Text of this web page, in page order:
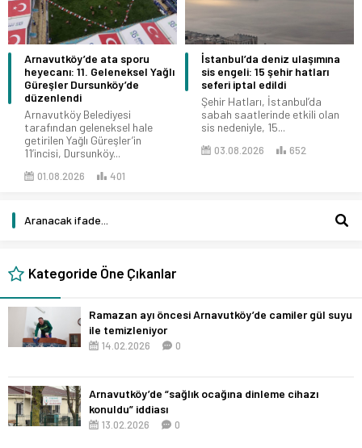
Arnavutköy’de ata sporu
heyecanı: 11. Geleneksel Yağlı
Güreşler Dursunköy’de
düzenlendi
Arnavutköy Belediyesi
tarafından geleneksel hale
getirilen Yağlı Güreşler’in
11’incisi, Dursunköy...
01.08.2026 401
İstanbul’da deniz ulaşımına
sis engeli: 15 şehir hatları
seferi iptal edildi
Şehir Hatları, İstanbul’da
sabah saatlerinde etkili olan
sis nedeniyle, 15...
03.08.2026 652
Kategoride Öne Çıkanlar
Ramazan ayı öncesi Arnavutköy’de camiler gül suyu
ile temizleniyor
14.02.2026 0
Arnavutköy’de “sağlık ocağına dinleme cihazı
konuldu” iddiası
13.02.2026 0